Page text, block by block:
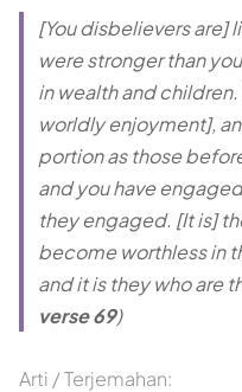
[You disbelievers are]
were stronger than
in wealth and
worldly enjoyment],
portion as those
and you have
they engaged. [It is]
become worthless in
and it is they who are
verse 69)
Arti / Terjemahan: